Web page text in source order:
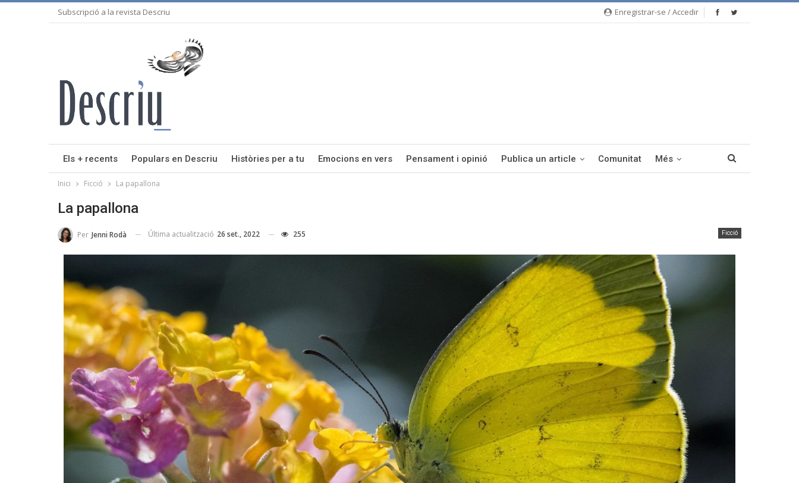
Enregistrar-se / Accedir
Subscripció a la revista Descriu
Els + recents Populars en Descriu Històries per a tu Emocions en vers Pensament i opinió Publica un article Comunitat Més
Inici Ficció La papallona
La papallona
Ficció
Per Jenni Rodà Última actualització 26 set., 2022 255